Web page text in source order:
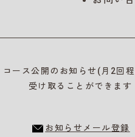
コース公開のお知らせ(月2回
受け取ることができます
お知らせメール登録